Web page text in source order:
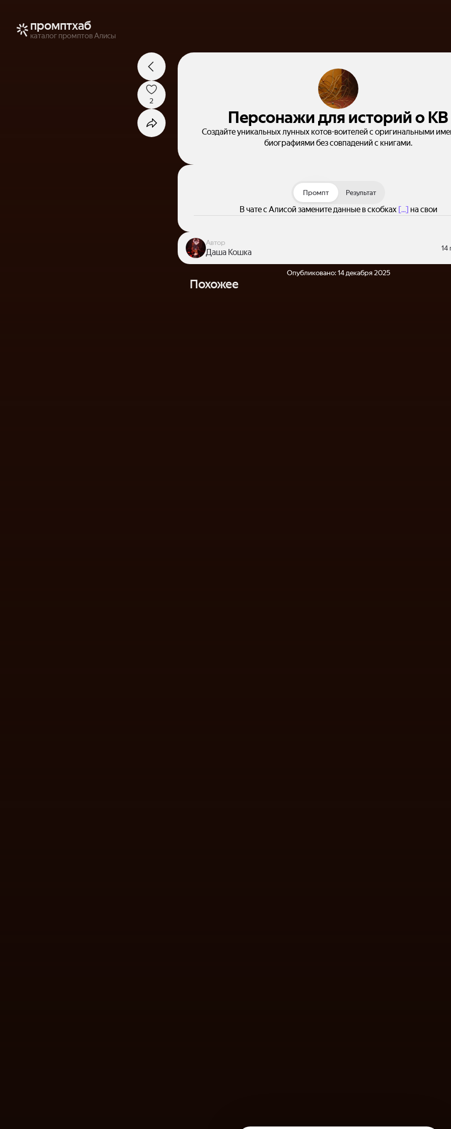
промптхаб
каталог промптов Алисы
Персонажи для историй о КВ
Создайте уникальных лунных котов-воителей с оригинальными
биографиями без совпадений с книгами.
2
Промпт Результат
В чате с Алисой замените данные в скобках [...] на свои
Автор
Даша Кошка 14
Опубликовано:14 декабря 2025
Похожее